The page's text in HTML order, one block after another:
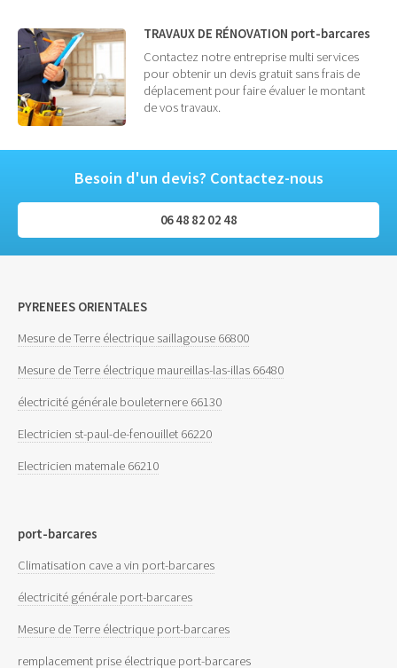
TRAVAUX DE RÉNOVATION port-barcares
Contactez notre entreprise multi services
pour obtenir un devis gratuit sans frais de
déplacement pour faire évaluer le montant
de vos travaux.
Besoin d'un devis? Contactez-nous
06 48 82 02 48
PYRENEES ORIENTALES
Mesure de Terre électrique saillagouse 66800
Mesure de Terre électrique maureillas-las-illas 66480
électricité générale bouleternere 66130
Electricien st-paul-de-fenouillet 66220
Electricien matemale 66210
port-barcares
Climatisation cave a vin port-barcares
électricité générale port-barcares
Mesure de Terre électrique port-barcares
remplacement prise électrique port-barcares